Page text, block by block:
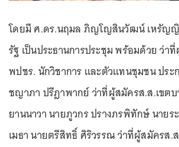
โดยมี ศ.ดร.นฤมล ภิญโญสินวัฒน์ เหรัญ
รัฐ เป็นประธานการประชุม พร้อมด้วย ว่า
พปชร. นักวิชาการ และตัวแทนชุมชน ประ
ชญาภา ปรีฎาพากย์ ว่าที่ผู้สมัครส.ส.เขต
ยานนาวา นายภูวกร ปรางภรพิทักษ์ นาย
เมธา นายตรีสิทธิ์ ศิริวรรณ ว่าที่ผู้สมัครส.